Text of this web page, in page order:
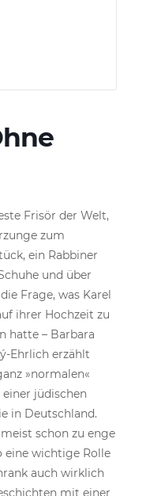
Frisör der Welt,
zum
ein Rabbiner
und über
Frage, was Karel
ihrer Hochzeit zu
hatte – Barbara
Ehrlich erzählt
»normalen«
jüdischen
in Deutschland.
meist schon zu enge
eine wichtige Rolle
auch wirklich
mit einer